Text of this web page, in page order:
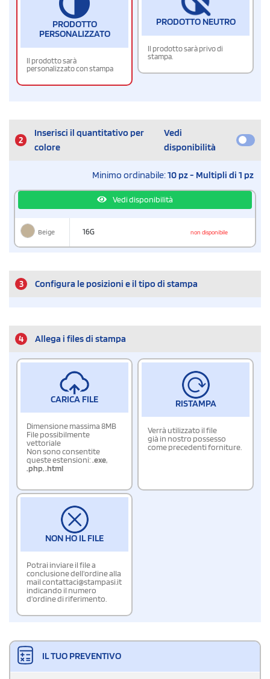
PRODOTTO
PERSONALIZZATO
Il prodotto sarà
personalizzato con stampa
PRODOTTO NEUTRO
Il prodotto sarà privo di
stampa.
2
Inserisci il quantitativo per
colore
Vedi
disponibilità
Minimo ordinabile:10 pz - Multipli di 1 pz
Vedi disponibilità
Beige 16G non disponibile
3 Configura le posizioni e il tipo di stampa
4 Allega i files di stampa
CARICA FILE
Dimensione massima 8MB
File possibilmente
vettoriale
Non sono consentite
queste estensioni:.exe,
.php,.html
RISTAMPA
Verrà utilizzato il file
già in nostro possesso
come precedenti forniture.
NON HO IL FILE
Potrai inviare il file a
conclusione dell'ordine alla
mail contattaci@stampasi.it
indicando il numero
d'ordine di riferimento.
IL TUO PREVENTIVO